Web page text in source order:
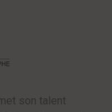
son talent